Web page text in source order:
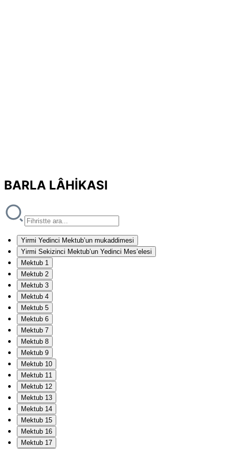
BARLA LÂHİKASI
Yirmi Yedinci Mektub’un mukaddimesi
Yirmi Sekizinci Mektub’un Yedinci Mes’elesi
Mektub 1
Mektub 2
Mektub 3
Mektub 4
Mektub 5
Mektub 6
Mektub 7
Mektub 8
Mektub 9
Mektub 10
Mektub 11
Mektub 12
Mektub 13
Mektub 14
Mektub 15
Mektub 16
Mektub 17